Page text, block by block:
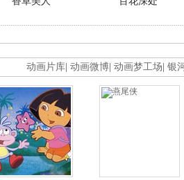
动画片库 动画微博 动画梦工场 银